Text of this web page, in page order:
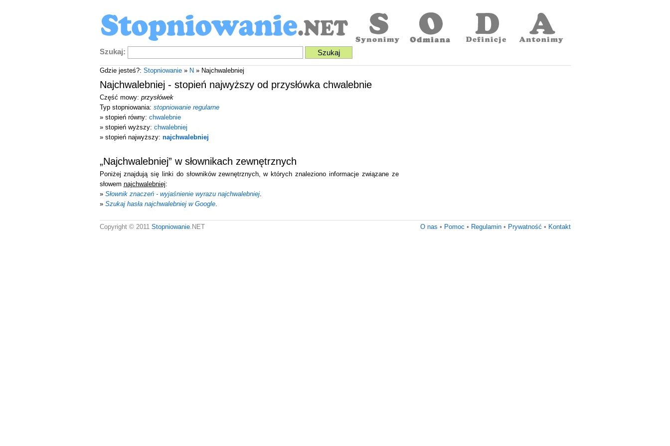
Szukaj:
Gdzie jesteś?: Stopniowanie» N » Najchwalebniej
Najchwalebniej - stopień najwyższy od przysłówka chwalebnie
Część mowy: przysłówek
Typ stopniowania: stopniowanie regularne
» stopień równy: chwalebnie
» stopień wyższy: chwalebniej
» stopień najwyższy: najchwalebniej
„Najchwalebniej” w słownikach zewnętrznych
Poniżej znajdują się linki do słowników zewnętrznych, w których znaleziono informacje związane ze
słowem najchwalebniej:
» Słownik znaczeń - wyjaśnienie wyrazu najchwalebniej.
» Szukaj hasła najchwalebniej w Google.
O nas • Pomoc • Regulamin• Prywatność • Kontakt
Copyright © 2011 Stopniowanie.NET